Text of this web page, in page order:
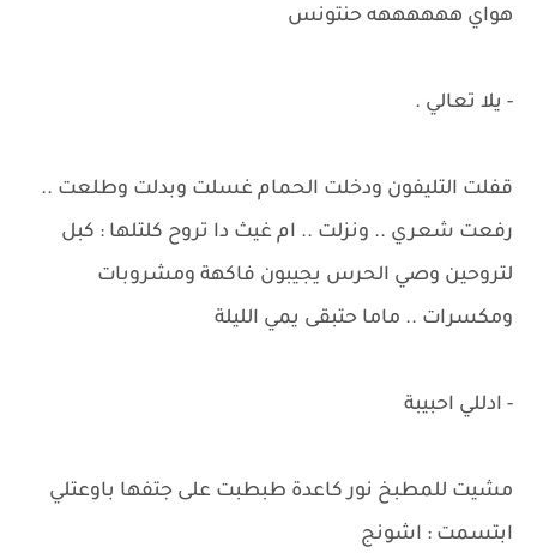
هواي ههههههه حنتونس
- يلا تعالي .
قفلت التليفون ودخلت الحمام غسلت وبدلت وطلعت ..
رفعت شعري .. ونزلت .. ام غيث دا تروح كلتلها : كبل
لتروحين وصي الحرس يجيبون فاكهة ومشروبات
ومكسرات .. ماما حتبقى يمي الليلة
- ادللي احبيبة
مشيت للمطبخ نور كاعدة طبطبت على جتفها باوعتلي
ابتسمت : اشونج